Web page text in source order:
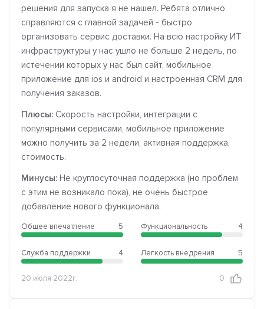
решения для запуска я не нашел. Ребята отлично
справляются с главной задачей - быстро
организовать сервис доставки. На всю настройку ИТ
инфраструктуры у нас ушло не больше 2 недель, по
истечении которых у нас был сайт, мобильное
приложение для ios и android и настроенная CRM для
получения заказов.
Плюсы: Скорость настройки, интеграции с
популярными сервисами, мобильное приложение
можно получить за 2 недели, активная поддержка,
стоимость.
Минусы: Не круглосуточная поддержка (но проблем
с этим не возникало пока), не очень быстрое
добавление нового функционала.
Общее впечатление 5
Служба поддержки 4
Функциональность 4
Легкость внедрения 5
20 июля 2022г. 0